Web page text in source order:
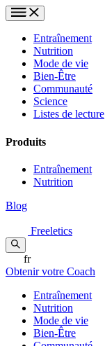
Entraînement
Nutrition
Mode de vie
Bien-Être
Communauté
Science
Listes de lecture
Produits
Entraînement
Nutrition
Blog
Freeletics
fr
Obtenir votre Coach
Entraînement
Nutrition
Mode de vie
Bien-Être